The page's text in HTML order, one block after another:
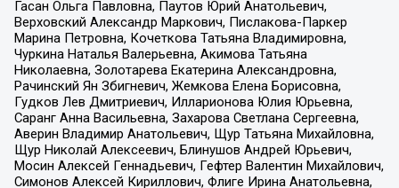
Гасан Ольга Павловна, Паутов Юрий Анатольевич,
Верховский Александр Маркович, Пислакова-Паркер
Марина Петровна, Кочеткова Татьяна Владимировна,
Чуркина Наталья Валерьевна, Акимова Татьяна
Николаевна, Золотарева Екатерина Александровна,
Рачинский Ян Збигневич, Жемкова Елена Борисовна,
Гудков Лев Дмитриевич, Илларионова Юлия Юрьевна,
Саранг Анна Васильевна, Захарова Светлана Сергеевна,
Аверин Владимир Анатольевич, Щур Татьяна Михайловна,
Щур Николай Алексеевич, Блинушов Андрей Юрьевич,
Мосин Алексей Геннадьевич, Гефтер Валентин Михайлович,
Симонов Алексей Кириллович, Флиге Ирина Анатольевна,